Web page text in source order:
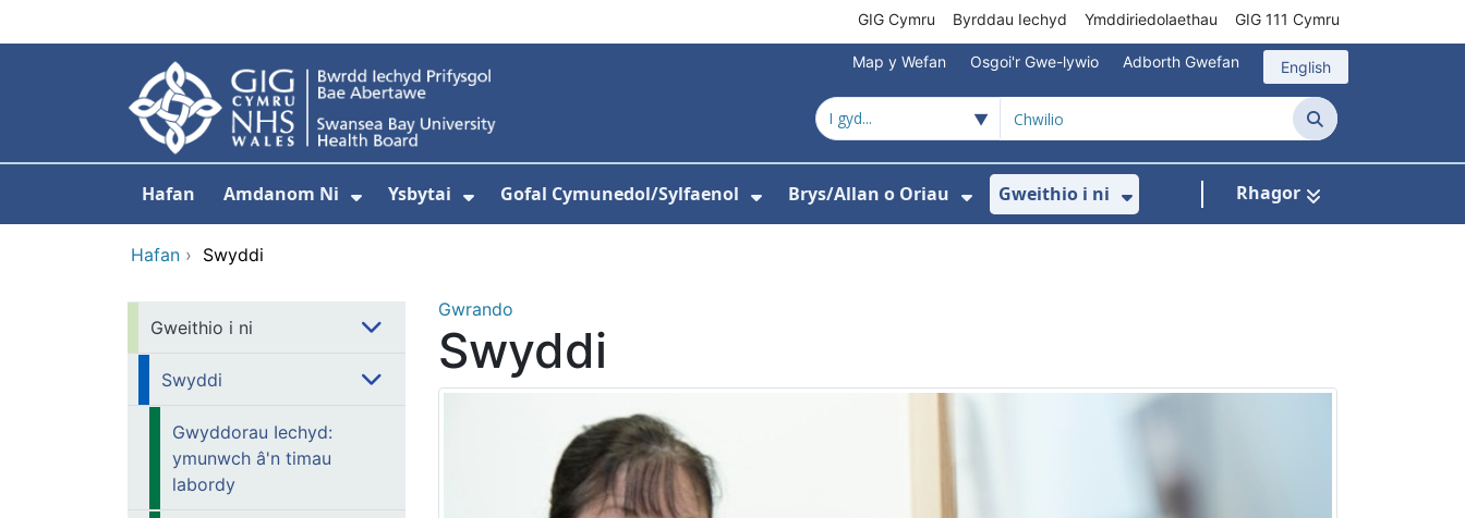
GIG Cymru Byrddau Iechyd Ymddiriedolaethau GIG 111 Cymru
Map y Wefan Osgoi'r Gwe-lywio Adborth Gwefan English
Chwilio
Hafan Amdanom Ni Ysbytai Gofal Cymunedol/Sylfaenol
Dangos isddewislen ar gyfer Gofal Cymunedol/Sylfaenol
Brys/Allan o Oriau
Dangos isddewislen ar gyfer Brys/Allan o
Gweithio i ni
Dangos isddewislen ar gyfer
Rhagor
Hafan › Swyddi
Gweithio i ni
Swyddi
Gwyddorau Iechyd:
ymunwch â'n timau
labordy
Gwrando
Swyddi